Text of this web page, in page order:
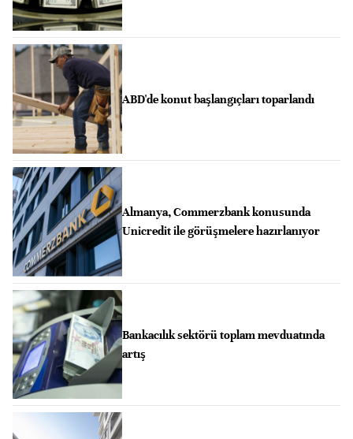
ABD'de konut başlangıçları toparlandı
Almanya, Commerzbank konusunda
Unicredit ile görüşmelere hazırlanıyor
Bankacılık sektörü toplam mevduatında
artış